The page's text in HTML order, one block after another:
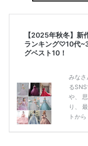
【2025年秋冬】新
ランキング♡10代
グベスト10！
みなさ
る
や、
り、
トか